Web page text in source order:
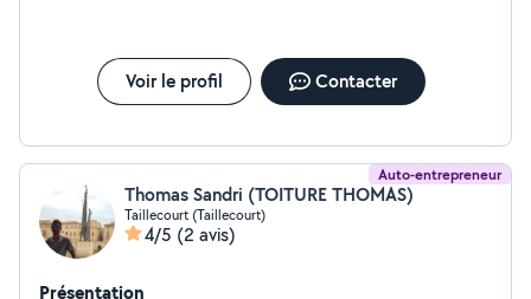
Voir le profil Contacter
Auto-entrepreneur
Thomas Sandri (TOITURE THOMAS)
Taillecourt (Taillecourt)
4/5 (2 avis)
Présentation